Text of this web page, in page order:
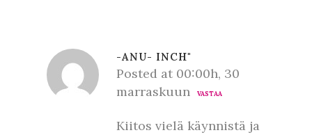
-ANU- INCH"
Posted at 00:00h, 30
marraskuun
VASTAA
Kiitos vielä käynnistä ja